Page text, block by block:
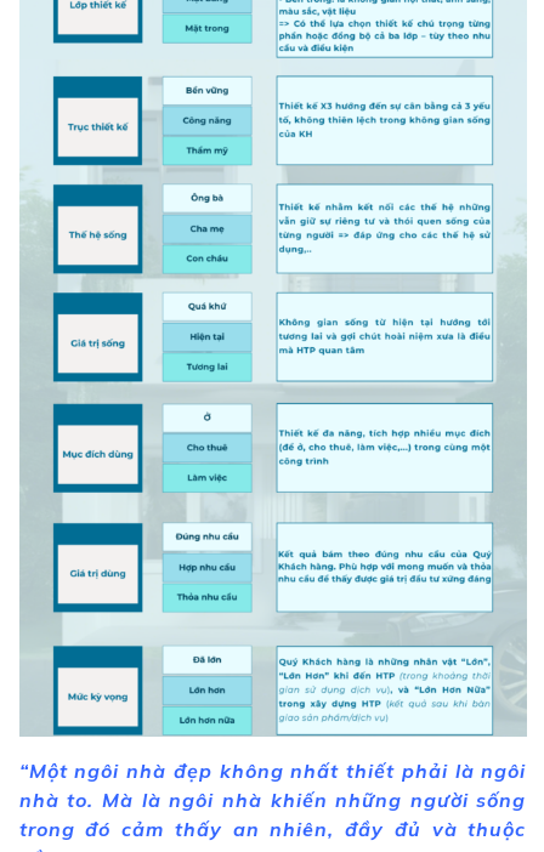
“Một ngôi nhà đẹp không nhất thiết phải là ngôi
nhà to. Mà là ngôi nhà khiến những người sống
trong đó cảm thấy an nhiên, đầy đủ và thuộc